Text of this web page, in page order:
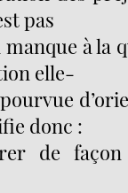
pas
à la
elle-
donc :
de